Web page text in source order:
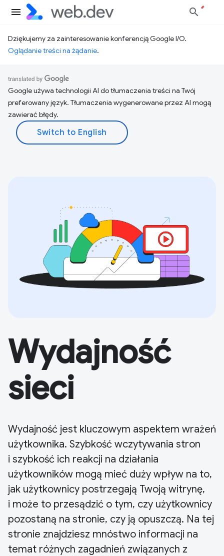
Dziękujemy za zainteresowanie konferencją Google I/O.
Oglądanie treści na żądanie.
Google używa technologii AI do tłumaczenia treści na Twój
preferowany język. Tłumaczenia wygenerowane przez AI mogą
zawierać błędy.
Wydajność
sieci
Wydajność jest kluczowym aspektem wrażeń
użytkownika. Szybkość wczytywania stron
i szybkość ich reakcji na działania
użytkowników mogą mieć duży wpływ na to,
jak użytkownicy postrzegają Twoją witrynę,
i może to przesądzić o tym, czy użytkownicy
pozostaną na stronie, czy ją opuszczą. Na tej
stronie znajdziesz mnóstwo informacji na
temat różnych zagadnień związanych z